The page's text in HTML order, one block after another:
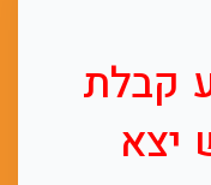
קבלת
יצא